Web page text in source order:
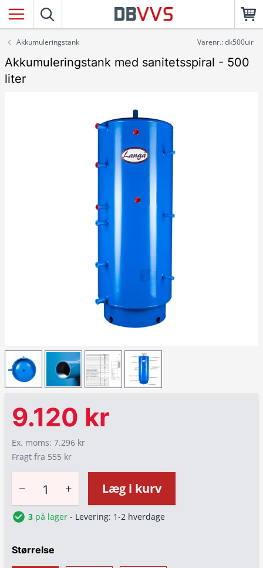
Akkumuleringstank Varenr.: dk500uir
Akkumuleringstank med sanitetsspiral - 500
liter
9.120 kr
Ex. moms: 7.296 kr
Fragt fra 555 kr
− + Læg i kurv
3 på lager - Levering: 1-2 hverdage
Størrelse